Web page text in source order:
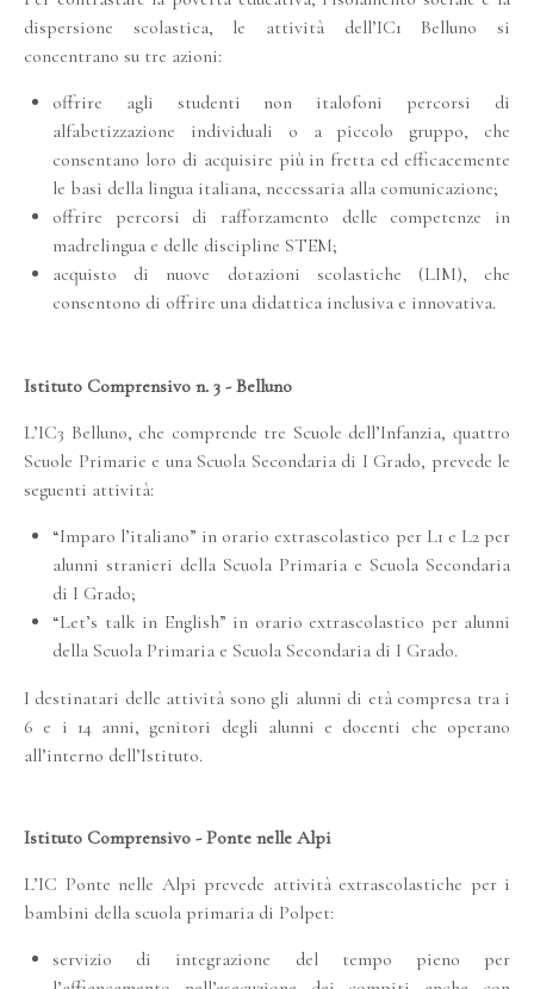
dispersione scolastica, le attività dell’IC1 Belluno si
concentrano su tre azioni:
offrire agli studenti non italofoni percorsi di
alfabetizzazione individuali o a piccolo gruppo, che
consentano loro di acquisire più in fretta ed efficacemente
le basi della lingua italiana, necessaria alla comunicazione;
offrire percorsi di rafforzamento delle competenze in
madrelingua e delle discipline STEM;
acquisto di nuove dotazioni scolastiche (LIM), che
consentono di offrire una didattica inclusiva e innovativa.
Istituto Comprensivo n. 3 - Belluno
L’IC3 Belluno, che comprende tre Scuole dell’Infanzia, quattro
Scuole Primarie e una Scuola Secondaria di I Grado, prevede le
seguenti attività:
“Imparo l’italiano” in orario extrascolastico per L1 e L2 per
alunni stranieri della Scuola Primaria e Scuola Secondaria
di I Grado;
“Let’s talk in English” in orario extrascolastico per alunni
della Scuola Primaria e Scuola Secondaria di I Grado.
I destinatari delle attività sono gli alunni di età compresa tra i
6 e i 14 anni, genitori degli alunni e docenti che operano
all’interno dell’Istituto.
Istituto Comprensivo - Ponte nelle Alpi
L’IC Ponte nelle Alpi prevede attività extrascolastiche per i
bambini della scuola primaria di Polpet:
servizio di integrazione del tempo pieno per